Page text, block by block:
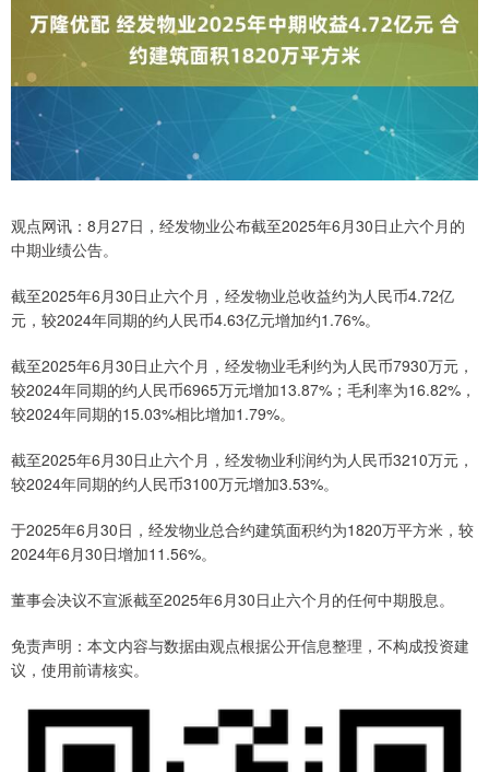
观点网讯：8月27日，经发物业公布截至2025年6月30日止六个月的
中期业绩公告。
截至2025年6月30日止六个月，经发物业总收益约为人民币4.72亿
元，较2024年同期的约人民币4.63亿元增加约1.76%。
截至2025年6月30日止六个月，经发物业毛利约为人民币7930万元，
较2024年同期的约人民币6965万元增加13.87%；毛利率为16.82%，
较2024年同期的15.03%相比增加1.79%。
截至2025年6月30日止六个月，经发物业利润约为人民币3210万元，
较2024年同期的约人民币3100万元增加3.53%。
于2025年6月30日，经发物业总合约建筑面积约为1820万平方米，较
2024年6月30日增加11.56%。
董事会决议不宣派截至2025年6月30日止六个月的任何中期股息。
免责声明：本文内容与数据由观点根据公开信息整理，不构成投资建
议，使用前请核实。